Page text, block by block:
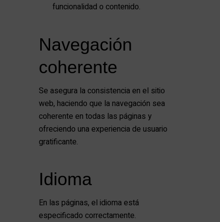
funcionalidad o contenido.
Navegación
coherente
Se asegura la consistencia en el sitio
web, haciendo que la navegación sea
coherente en todas las páginas y
ofreciendo una experiencia de usuario
gratificante.
Idioma
En las páginas, el idioma está
especificado correctamente.